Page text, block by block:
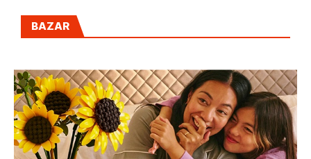
BAZAR